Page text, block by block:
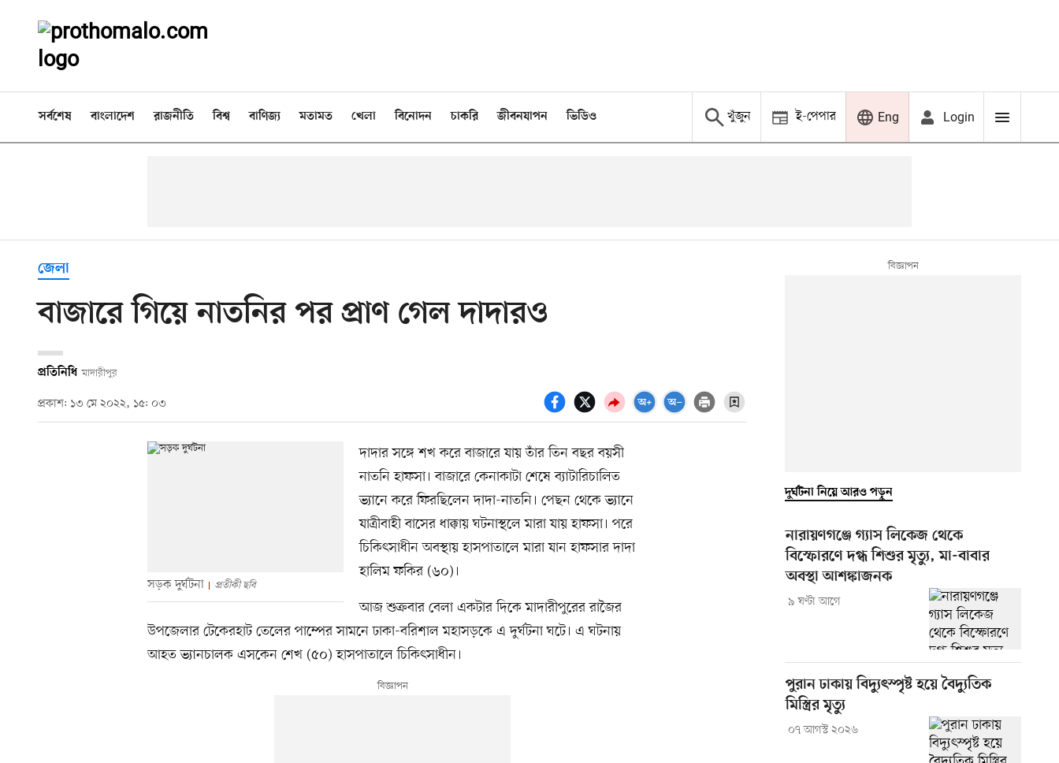
সর্বশেষ বাংলাদেশ রাজনীতি বিশ্ব বাণিজ্য মতামত খেলা বিনোদন চাকরি জীবনযাপন ভিডিও খুঁজুন ই-পেপার Eng Login
জেলা
বাজারে গিয়ে নাতনির পর প্রাণ গেল দাদারও
প্রতিনিধি মাদারীপুর
প্রকাশ: ১৩ মে ২০২২, ১৫: ০৩
সড়ক দুর্ঘটনা প্রতীকী ছবি
দাদার সঙ্গে শখ করে বাজারে যায় তাঁর তিন বছর বয়সী
নাতনি হাফসা। বাজারে কেনাকাটা শেষে ব্যাটারিচালিত
ভ্যানে করে ফিরছিলেন দাদা-নাতনি। পেছন থেকে ভ্যানে
যাত্রীবাহী বাসের ধাক্কায় ঘটনাস্থলে মারা যায় হাফসা। পরে
চিকিৎসাধীন অবস্থায় হাসপাতালে মারা যান হাফসার দাদা
হালিম ফকির (৬০)।
আজ শুক্রবার বেলা একটার দিকে মাদারীপুরের রাজৈর
উপজেলার টেকেরহাট তেলের পাম্পের সামনে ঢাকা-বরিশাল মহাসড়কে এ দুর্ঘটনা ঘটে। এ ঘটনায়
আহত ভ্যানচালক এসকেন শেখ (৫০) হাসপাতালে চিকিৎসাধীন।
দুর্ঘটনা নিয়ে আরও পড়ুন
নারায়ণগঞ্জে গ্যাস লিকেজ থেকে
বিস্ফোরণে দগ্ধ শিশুর মৃত্যু, মা-বাবার
অবস্থা আশঙ্কাজনক
৯ ঘণ্টা আগে
পুরান ঢাকায় বিদ্যুৎস্পৃষ্ট হয়ে বৈদ্যুতিক
মিস্ত্রির মৃত্যু
০৭ আগস্ট ২০২৬